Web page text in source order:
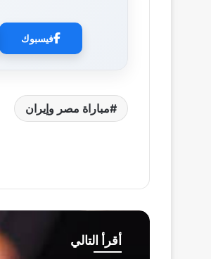
فيسبوك
مباراة مصر وإيران
أقرأ التالي